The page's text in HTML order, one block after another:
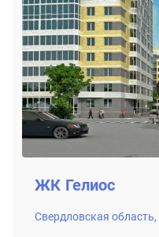
ЖК Гелиос
Свердловская область,